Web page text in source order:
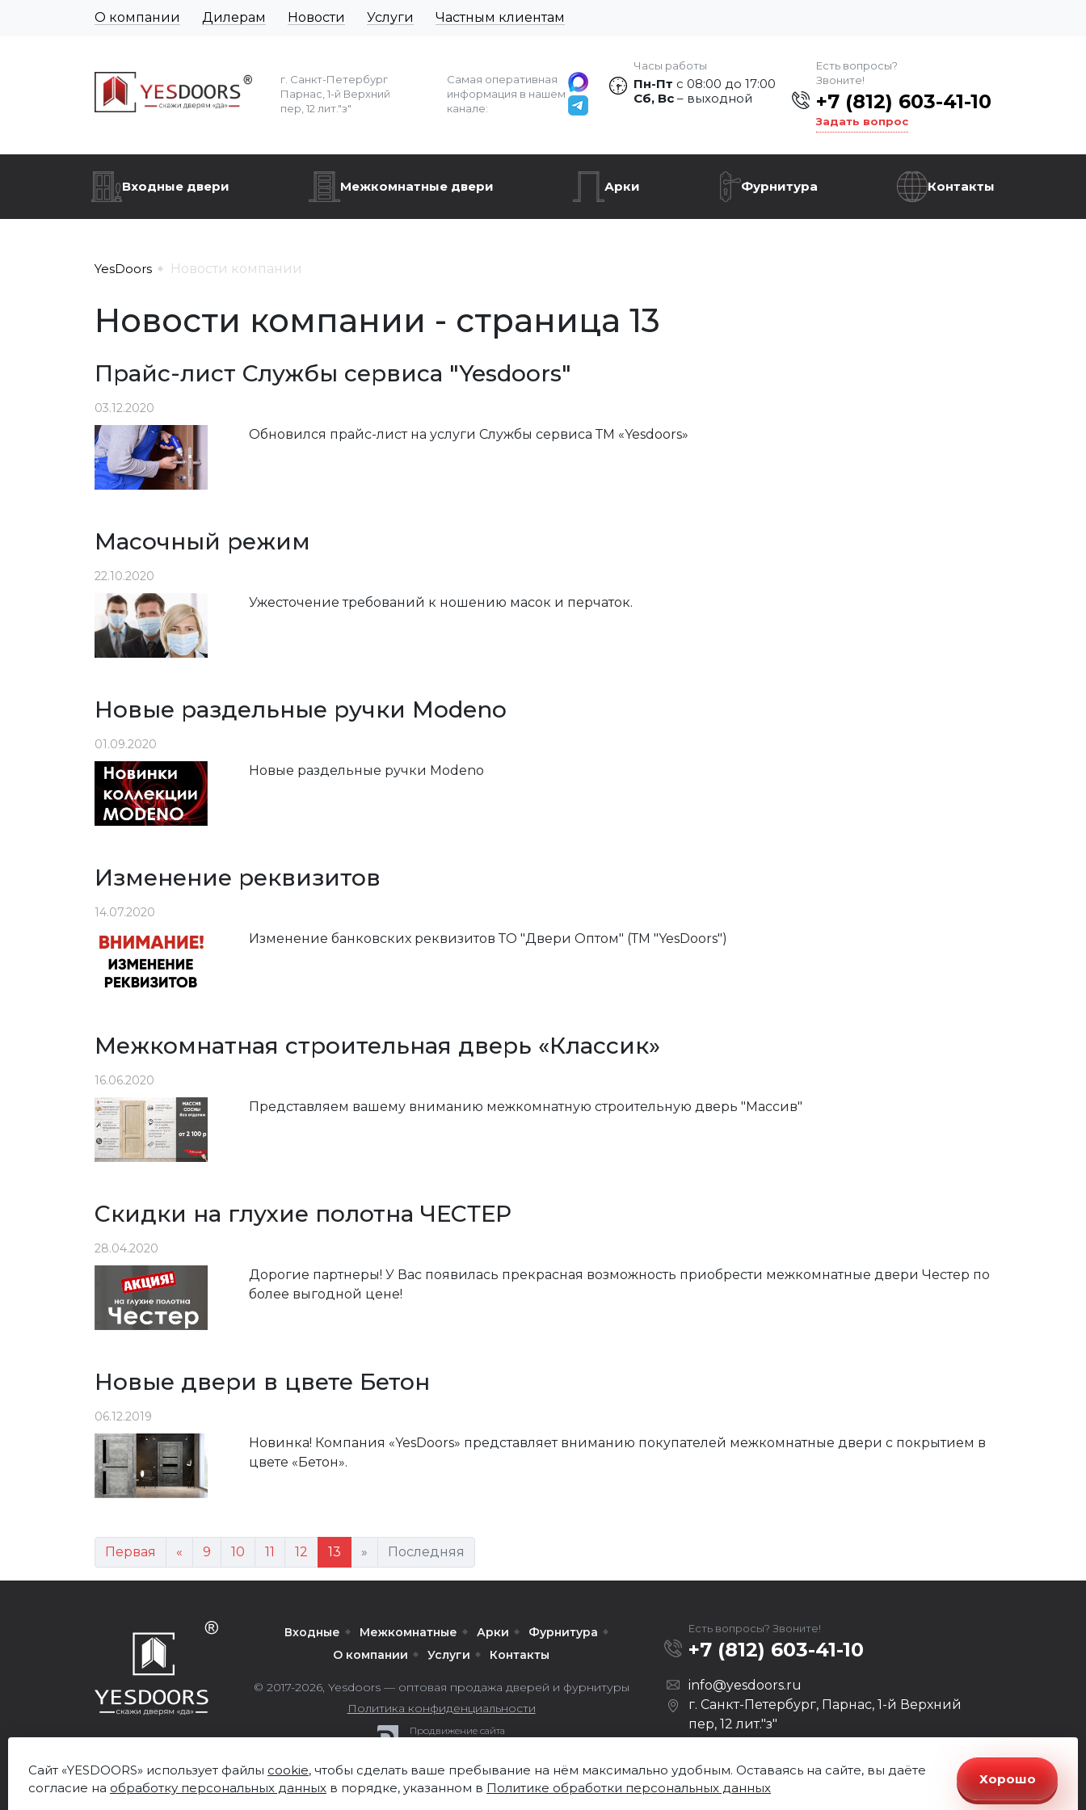
О компании Дилерам Новости Услуги Частным клиентам
г. Санкт-Петербург
Парнас, 1-й Верхний
пер, 12 лит."з"
Самая оперативная
информация в нашем
канале:
Часы работы
Пн-Пт с 08:00 до 17:00
Сб, Вс – выходной
Есть вопросы?
Звоните!
+7 (812) 603-41-10
Задать вопрос
Входные двери Межкомнатные двери Арки Фурнитура Контакты
YesDoors Новости компании
Новости компании - страница 13
Прайс-лист Службы сервиса "Yesdoors"
03.12.2020
Обновился прайс-лист на услуги Службы сервиса ТМ «Yesdoors»
Масочный режим
22.10.2020
Ужесточение требований к ношению масок и перчаток.
Новые раздельные ручки Modeno
01.09.2020
Новые раздельные ручки Modeno
Изменение реквизитов
14.07.2020
Изменение банковских реквизитов ТО "Двери Оптом" (ТМ "YesDoors")
Межкомнатная строительная дверь «Классик»
16.06.2020
Представляем вашему вниманию межкомнатную строительную дверь "Массив"
Скидки на глухие полотна ЧЕСТЕР
28.04.2020
Дорогие партнеры! У Вас появилась прекрасная возможность приобрести межкомнатные двери Честер по
более выгодной цене!
Новые двери в цвете Бетон
06.12.2019
Новинка! Компания «YesDoors» представляет вниманию покупателей межкомнатные двери с покрытием в
цвете «Бетон».
Первая « 9 10 11 12 13 » Последняя
Входные Межкомнатные Арки
Фурнитура
О компании
Услуги Контакты
© 2017-2026, Yesdoors — оптовая продажа дверей и фурнитуры
Политика конфиденциальности
Продвижение сайта
Есть вопросы? Звоните!
+7 (812) 603-41-10
info@yesdoors.ru
г. Санкт-Петербург, Парнас, 1-й Верхний
пер, 12 лит."з"
Сб, Вс – выходной
Сайт «YESDOORS» использует файлы cookie, чтобы сделать ваше пребывание на нём максимально удобным. Оставаясь на сайте, вы даёте
согласие на обработку персональных данных в порядке, указанном в Политике обработки персональных данных
Хорошо